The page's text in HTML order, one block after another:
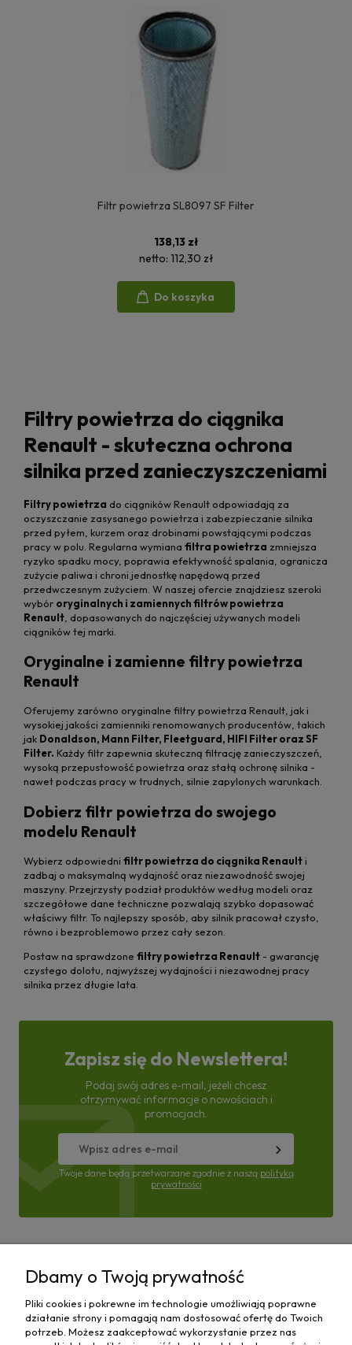
Filtr powietrza SL8097 SF Filter
138,13 zł
netto: 112,30 zł
Do koszyka
Filtry powietrza do ciągnika
Renault - skuteczna ochrona
silnika przed zanieczyszczeniami
Filtry powietrza do ciągników Renault odpowiadają za
oczyszczanie zasysanego powietrza i zabezpieczanie silnika
przed pyłem, kurzem oraz drobinami powstającymi podczas
pracy w polu. Regularna wymiana filtra powietrza zmniejsza
ryzyko spadku mocy, poprawia efektywność spalania, ogranicza
zużycie paliwa i chroni jednostkę napędową przed
przedwczesnym zużyciem. W naszej ofercie znajdziesz szeroki
wybór oryginalnych i zamiennych filtrów powietrza
Renault , dopasowanych do najczęściej używanych modeli
ciągników tej marki.
Oryginalne i zamienne filtry powietrza
Renault
Oferujemy zarówno oryginalne filtry powietrza Renault, jak i
wysokiej jakości zamienniki renomowanych producentów, takich
jak Donaldson, Mann Filter, Fleetguard, HIFI Filter oraz SF
Filter. Każdy filtr zapewnia skuteczną filtrację zanieczyszczeń,
wysoką przepustowość powietrza oraz stałą ochronę silnika -
nawet podczas pracy w trudnych, silnie zapylonych warunkach.
Dobierz filtr powietrza do swojego
modelu Renault
Wybierz odpowiedni filtr powietrza do ciągnika Renault i
zadbaj o maksymalną wydajność oraz niezawodność swojej
maszyny. Przejrzysty podział produktów według modeli oraz
szczegółowe dane techniczne pozwalają szybko dopasować
właściwy filtr. To najlepszy sposób, aby silnik pracował czysto,
równo i bezproblemowo przez cały sezon.
Postaw na sprawdzone filtry powietrza Renault - gwarancję
czystego dolotu, najwyższej wydajności i niezawodnej pracy
silnika przez długie lata.
Zapisz się do Newslettera!
Podaj swój adres e-mail, jeżeli chcesz
otrzymywać informacje o nowościach i
promocjach.
Twoje dane będą przetwarzane zgodnie z naszą polityką
prywatności
Moje konto
Płatności i dostawa
Dbamy o Twoją prywatność
Pliki cookies i pokrewne im technologie umożliwiają poprawne
działanie strony i pomagają nam dostosować ofertę do Twoich
potrzeb. Możesz zaakceptować wykorzystanie przez nas